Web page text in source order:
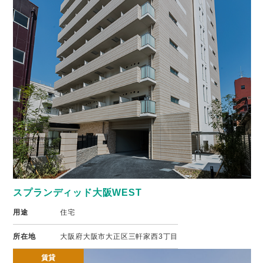
スプランディッド大阪WEST
用途 住宅
所在地 大阪府大阪市大正区三軒家西3丁目
賃貸